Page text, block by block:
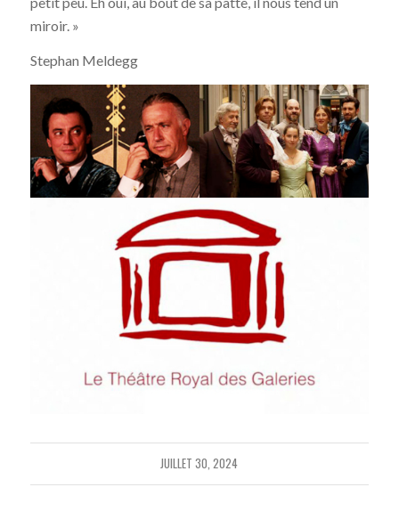
miroir. »
Stephan Meldegg
JUILLET 30, 2024